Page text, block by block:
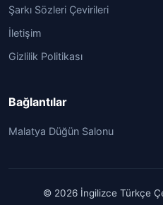
Şarkı Sözleri Çevirileri
İletişim
Gizlilik Politikası
Bağlantılar
Malatya Düğün Salonu
© 2026 İngilizce Türkçe